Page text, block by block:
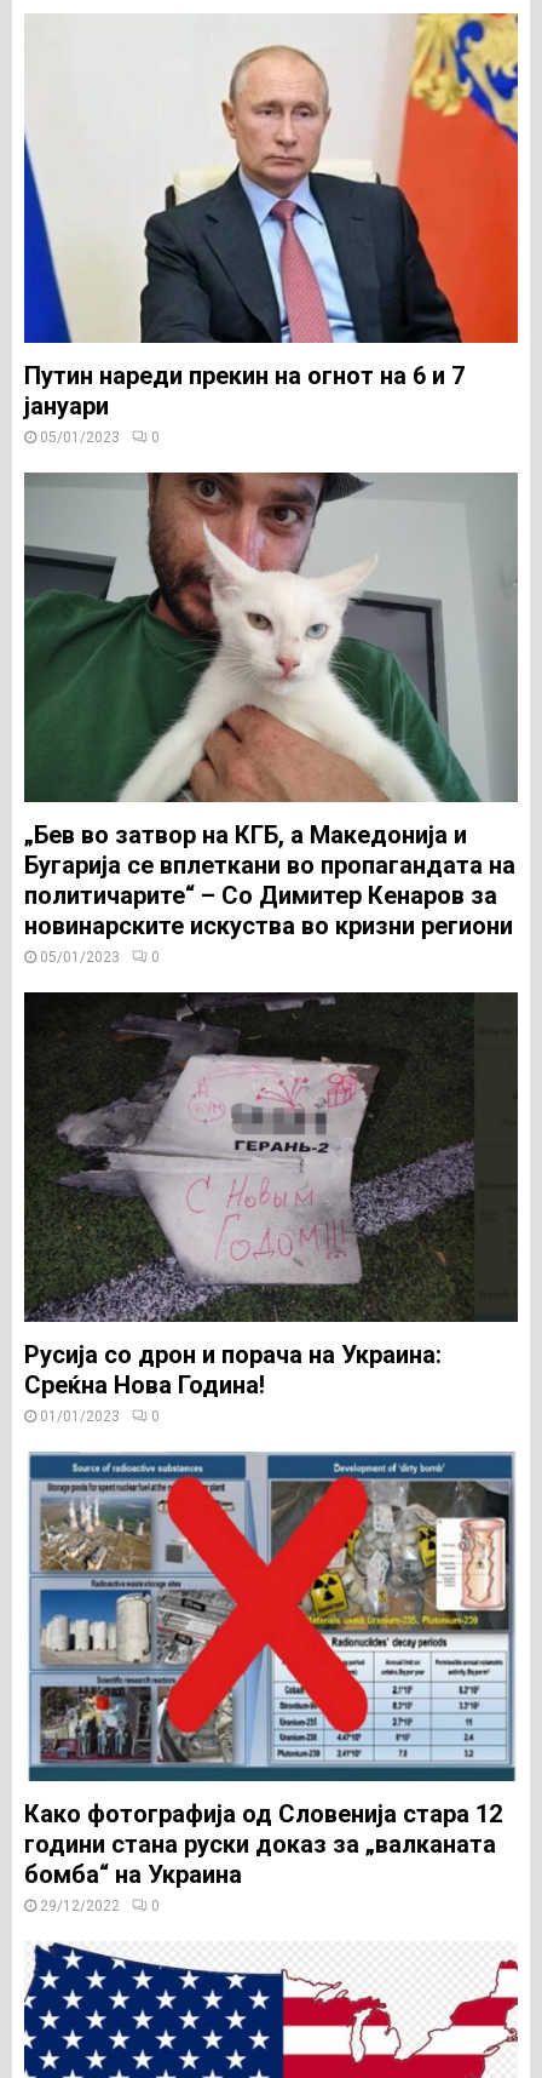
Путин нареди прекин на огнот на 6 и 7
јануари
05/01/2023 0
„Бев во затвор на КГБ, а Македонија и
Бугарија се вплеткани во пропагандата на
политичарите“ – Со Димитер Кенаров за
новинарските искуства во кризни региони
05/01/2023 0
Русија со дрон и порача на Украина:
Среќна Нова Година!
01/01/2023 0
Како фотографија од Словенија стара 12
години стана руски доказ за „валканата
бомба“ на Украина
29/12/2022 0